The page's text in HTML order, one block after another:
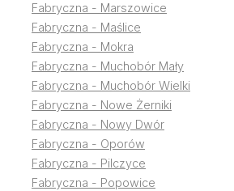
Fabryczna - Marszowice
Fabryczna - Maślice
Fabryczna - Mokra
Fabryczna - Muchobór Mały
Fabryczna - Muchobór Wielki
Fabryczna - Nowe Żerniki
Fabryczna - Nowy Dwór
Fabryczna - Oporów
Fabryczna - Pilczyce
Fabryczna - Popowice